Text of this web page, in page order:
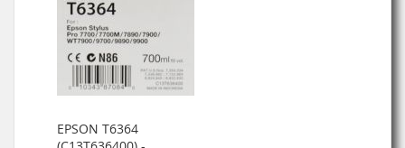
EPSON T6364